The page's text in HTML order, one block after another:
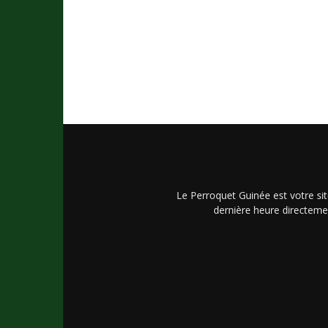
Le Perroquet Guinée est votre
dernière heure